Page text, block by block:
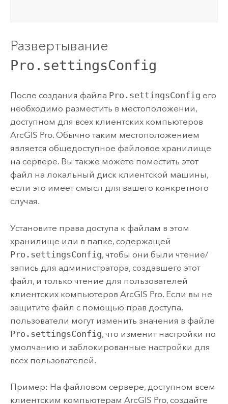
Развертывание
Pro.settingsConfig
После создания файла Pro.settingsConfig его
необходимо разместить в местоположении,
доступном для всех клиентских компьютеров
ArcGIS Pro. Обычно таким местоположением
является общедоступное файловое хранилище
на сервере. Вы также можете поместить этот
файл на локальный диск клиентской машины,
если это имеет смысл для вашего конкретного
случая.
Установите права доступа к файлам в этом
хранилище или в папке, содержащей
Pro.settingsConfig, чтобы они были чтение/
запись для администратора, создавшего этот
файл, и только чтение для пользователей
клиентских компьютеров ArcGIS Pro. Если вы не
защитите файл с помощью прав доступа,
пользователи могут изменить значения в файле
Pro.settingsConfig, что изменит настройки по
умолчанию и заблокированные настройки для
всех пользователей.
Пример: На файловом сервере, доступном всем
клиентским компьютерам ArcGIS Pro, создайте